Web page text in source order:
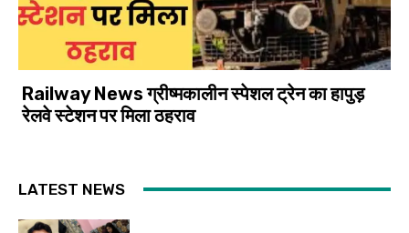
Railway News ग्रीष्मकालीन स्पेशल ट्रेन का हापुड़
रेलवे स्टेशन पर मिला ठहराव
LATEST NEWS